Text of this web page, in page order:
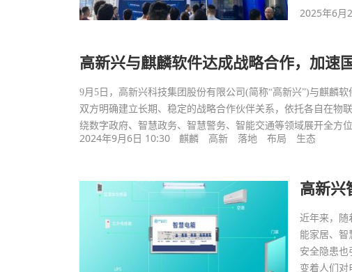
2025年6月
高新兴与麒麟软件达成战略合作，加速
9月5日，高新兴科技集团股份有限公司(简称“高新兴”)与麒麟
双方明确建立长期、稳定的战略合作伙伴关系，依托各自在物
绕数字政府、智慧政务、智慧警务、智能交通等领域展开全方
2024年9月6日 10:30 麒麟 高新 落地 布局 生态
高新兴
近年来，随
能家居、智
安全隐患也
变着人们对